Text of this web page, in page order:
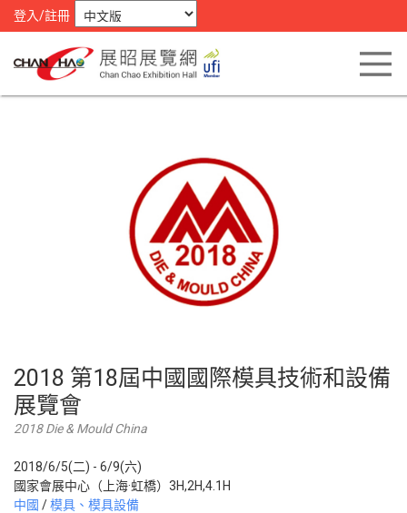
登入/註冊
2018 第18屆中國國際模具技術和設備
展覽會
2018 Die & Mould China
2018/6/5(二) - 6/9(六)
國家會展中心（上海·虹橋）3H,2H,4.1H
中國 /模具、模具設備